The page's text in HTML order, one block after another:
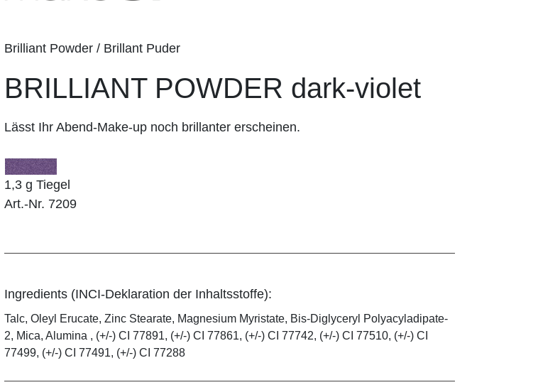
Brilliant Powder / Brillant Puder
BRILLIANT POWDER dark-violet
Lässt Ihr Abend-Make-up noch brillanter erscheinen.
1,3 g Tiegel
Art.-Nr. 7209
Ingredients (INCI-Deklaration der Inhaltsstoffe):
Talc, Oleyl Erucate, Zinc Stearate, Magnesium Myristate, Bis-Diglyceryl Polyacyladipate-
2, Mica, Alumina , (+/-) CI 77891, (+/-) CI 77861, (+/-) CI 77742, (+/-) CI 77510, (+/-) CI
77499, (+/-) CI 77491, (+/-) CI 77288